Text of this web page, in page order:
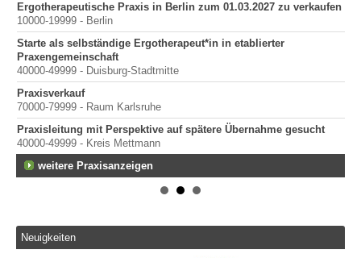
Ergotherapeutische Praxis in Berlin zum 01.03.2027 zu verkaufen
10000-19999 - Berlin
Starte als selbständige Ergotherapeut*in in etablierter
Praxengemeinschaft
40000-49999 - Duisburg-Stadtmitte
Praxisverkauf
70000-79999 - Raum Karlsruhe
Praxisleitung mit Perspektive auf spätere Übernahme gesucht
40000-49999 - Kreis Mettmann
weitere Praxisanzeigen
Neuigkeiten